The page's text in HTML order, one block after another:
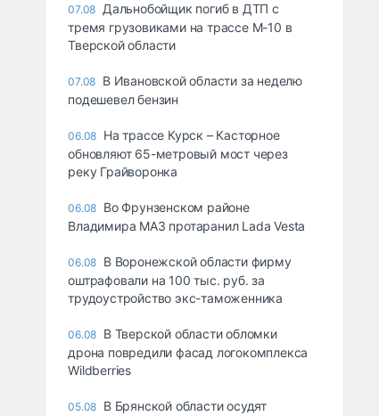
07.08 Дальнобойщик погиб в ДТП с
тремя грузовиками на трассе М-10 в
Тверской области
07.08 В Ивановской области за неделю
подешевел бензин
06.08 На трассе Курск – Касторное
обновляют 65-метровый мост через
реку Грайворонка
06.08 Во Фрунзенском районе
Владимира МАЗ протаранил Lada Vesta
06.08 В Воронежской области фирму
оштрафовали на 100 тыс. руб. за
трудоустройство экс-таможенника
06.08 В Тверской области обломки
дрона повредили фасад логокомплекса
Wildberries
05.08 В Брянской области осудят